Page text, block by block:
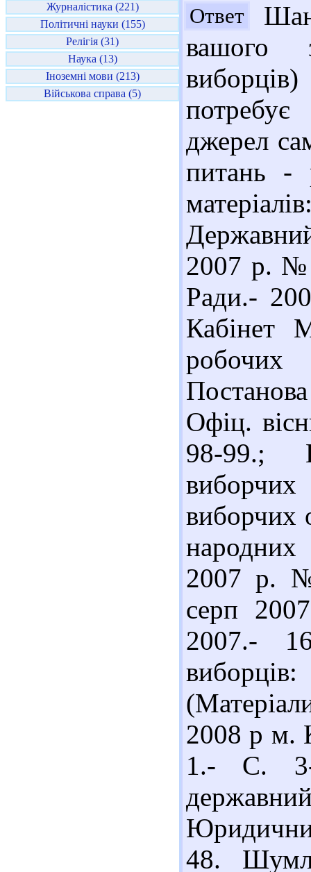
Журналістика (221)
Політичні науки (155)
Релігія (31)
Наука (13)
Іноземні мови (213)
Військова справа (5)
Ответ
вашого
потребує
джерел
питань -
2007 р. №
Ради.-
Кабінет
Офіц.
98-99.;
виборчих
народних
2007 р.
серп
2007.-
2008 р м.
1.- С. 3-
48.